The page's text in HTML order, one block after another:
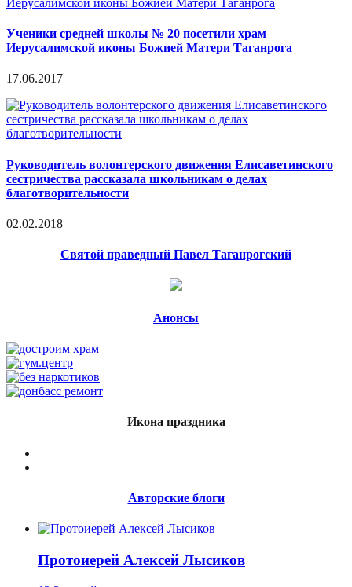
Ученики средней школы № 20 посетили храм
Иерусалимской иконы Божией Матери Таганрога
17.06.2017
Руководитель волонтерского движения Елисаветинского
сестричества рассказала школьникам о делах
благотворительности
02.02.2018
Святой праведный Павел Таганрогский
Анонсы
Икона праздника
Авторские блоги
Протоиерей Алексей Лысиков